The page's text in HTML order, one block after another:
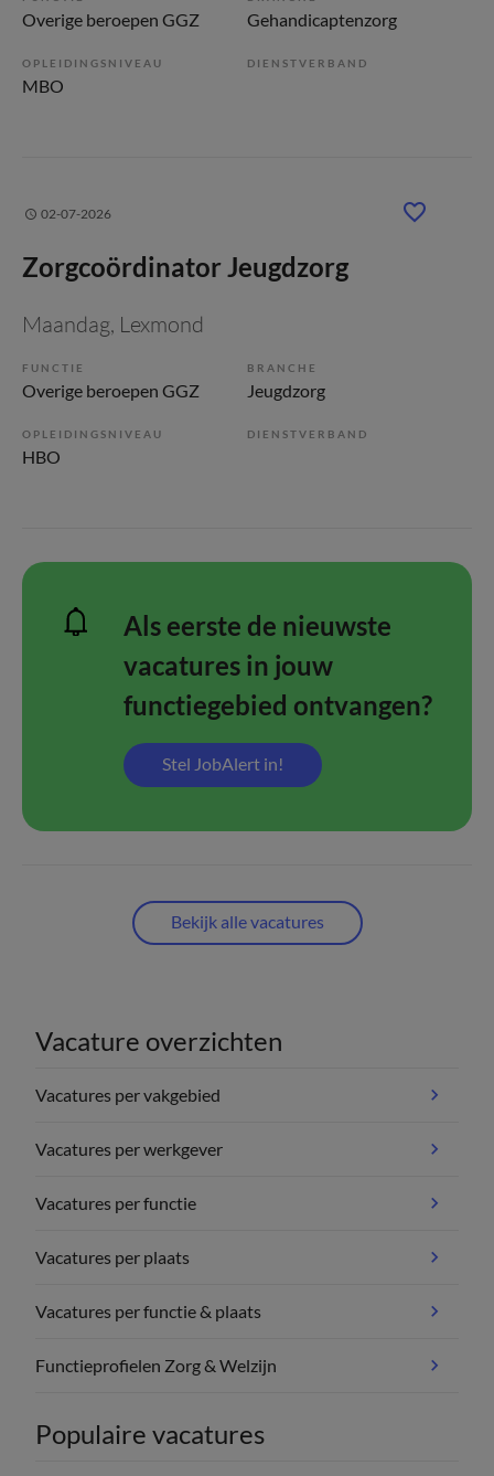
Overige beroepen GGZ Gehandicaptenzorg
OPLEIDINGSNIVEAU
MBO
DIENSTVERBAND
02-07-2026
Zorgcoördinator Jeugdzorg
Maandag, Lexmond
FUNCTIE
Overige beroepen GGZ
BRANCHE
Jeugdzorg
OPLEIDINGSNIVEAU
HBO
DIENSTVERBAND
Als eerste de nieuwste
vacatures in jouw
functiegebied ontvangen?
Stel JobAlert in!
Bekijk alle vacatures
Vacature overzichten
Vacatures per vakgebied
Vacatures per werkgever
Vacatures per functie
Vacatures per plaats
Vacatures per functie & plaats
Functieprofielen Zorg & Welzijn
Populaire vacatures